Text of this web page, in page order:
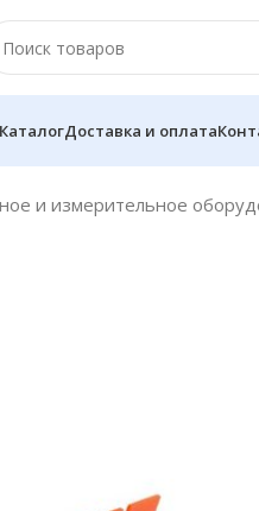
КаталогДоставка и оплата
и измерительное